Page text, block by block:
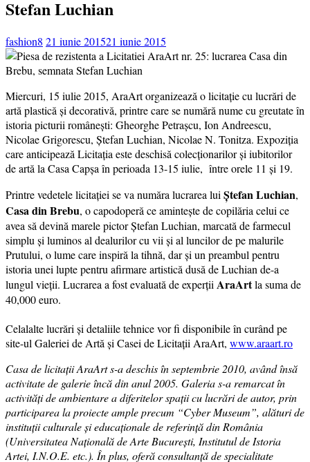
Stefan Luchian
fashion8 21 iunie 201521 iunie 2015
Miercuri, 15 iulie 2015, AraArt organizează o licitaţie cu lucrări de
artă plastică şi decorativă, printre care se numără nume cu greutate în
istoria picturii românești: Gheorghe Petrașcu, Ion Andreescu,
Nicolae Grigorescu, Ștefan Luchian, Nicolae N. Tonitza. Expoziția
care anticipează Licitația este deschisă colecționarilor și iubitorilor
de artă la Casa Capșa în perioada 13-15 iulie, între orele 11 și 19.
Printre vedetele licitației se va număra lucrarea luiȘtefan Luchian,
Casa din Brebu, o capodoperă ce amintește de copilăria celui ce
avea să devină marele pictor Ștefan Luchian, marcată de farmecul
simplu și luminos al dealurilor cu vii și al luncilor de pe malurile
Prutului, o lume care inspiră la tihnă, dar și un preambul pentru
istoria unei lupte pentru afirmare artistică dusă de Luchian de-a
lungul vieții. Lucrarea a fost evaluată de experțiiAraArtla suma de
40,000 euro.
Celalalte lucrări şi detaliile tehnice vor fi disponibile în curând pe
site-ul Galeriei de Artă şi Casei de Licitaţii AraArt, www.araart.ro
Casa de licitaţii AraArt s-a deschis în septembrie 2010, având însă
activitate de galerie încă din anul 2005. Galeria s-a remarcat în
activităţi de ambientare a diferitelor spaţii cu lucrări de autor, prin
participarea la proiecte ample precum “Cyber Museum”, alături de
instituţii culturale şi educaţionale de referinţă din România
(Universitatea Naţională de Arte Bucureşti, Institutul de Istoria
Artei, I.N.O.E. etc.). În plus, oferă consultanţă de specialitate